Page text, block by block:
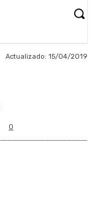
Actualizado: 15/04/2019
0